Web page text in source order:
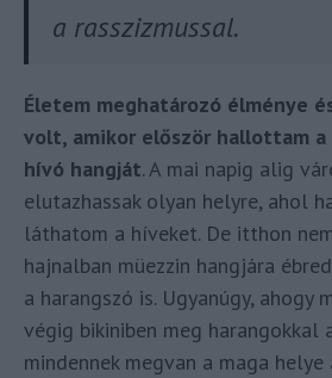
a rasszizmussal.
Életem meghatározó élménye
volt, amikor először hallottam a
hívó hangját. A mai napig alig
elutazhassak olyan helyre, ahol
láthatom a híveket. De itthon
hajnalban müezzin hangjára
a harangszó is. Ugyanúgy, ahogy
végig bikiniben meg harangokkal
mindennek megvan a maga